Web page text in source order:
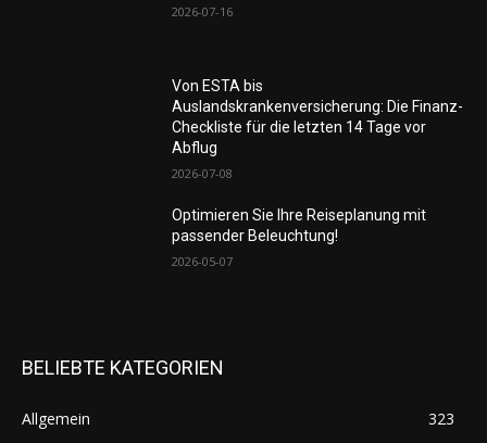
2026-07-16
Von ESTA bis
Auslandskrankenversicherung: Die Finanz-
Checkliste für die letzten 14 Tage vor
Abflug
2026-07-08
Optimieren Sie Ihre Reiseplanung mit
passender Beleuchtung!
2026-05-07
BELIEBTE KATEGORIEN
Allgemein
323